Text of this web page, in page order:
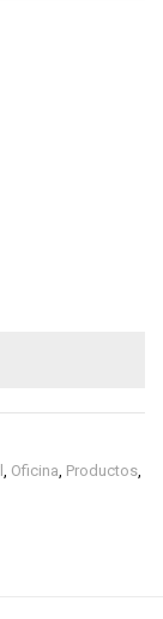
, Oficina, Productos,